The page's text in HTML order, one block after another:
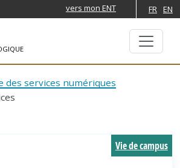
vers mon ENT FR EN
des services numériques
Vie de campus